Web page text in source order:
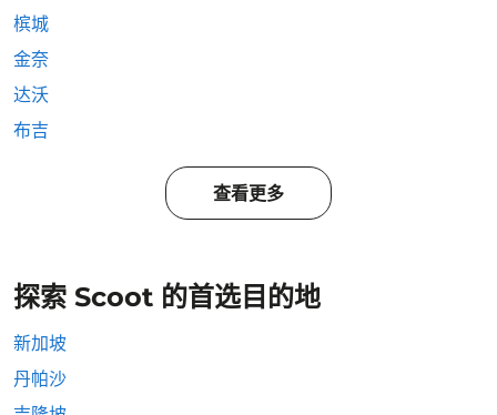
槟城
金奈
达沃
布吉
查看更多
探索 Scoot 的首选目的地
新加坡
丹帕沙